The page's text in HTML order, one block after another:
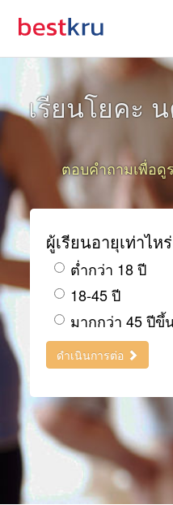
เรียนโยคะ
ตอบคำถามเพื่อ
ผู้เรียนอายุเท่าไหร่
ต่ำกว่า 18 ปี
18-45 ปี
มากกว่า 45 ปีขึ้
ดำเนินการต่อ